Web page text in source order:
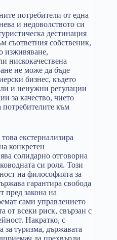
потребители от една
и недоволството си
дестинация
съответния собственик,
изживяване,
нискокачествена
не може да бъде
бизнес, където
и ненужни регулации
за качество, чието
потребителите към
екстернализира
конкретен
солидарно отговорна
си роля. Този
на философията за
гарантира свобода
пред закона на
сами управлението
от всеки риск, свързан с
Накратко, с
за туризма, държавата
да прехвърли